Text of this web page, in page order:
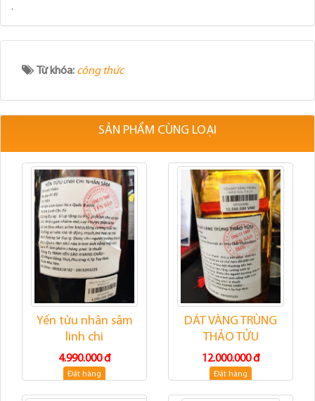
.
Từ khóa: công thức
SẢN PHẨM CÙNG LOẠI
Yến tửu nhân sâm
linh chi
4.990.000 đ
Đặt hàng
DÁT VÀNG TRÙNG
THẢO TỬU
12.000.000 đ
Đặt hàng